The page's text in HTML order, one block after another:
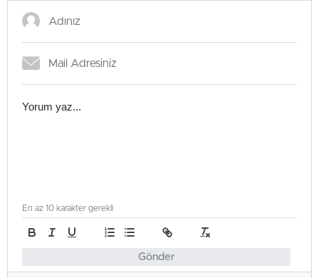
Gönder
En az 10 karakter gerekli